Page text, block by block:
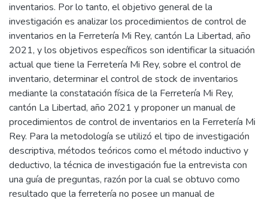
inventarios. Por lo tanto, el objetivo general de la
investigación es analizar los procedimientos de control de
inventarios en la Ferretería Mi Rey, cantón La Libertad, año
2021, y los objetivos específicos son identificar la situación
actual que tiene la Ferretería Mi Rey, sobre el control de
inventario, determinar el control de stock de inventarios
mediante la constatación física de la Ferretería Mi Rey,
cantón La Libertad, año 2021 y proponer un manual de
procedimientos de control de inventarios en la Ferretería Mi
Rey. Para la metodología se utilizó el tipo de investigación
descriptiva, métodos teóricos como el método inductivo y
deductivo, la técnica de investigación fue la entrevista con
una guía de preguntas, razón por la cual se obtuvo como
resultado que la ferretería no posee un manual de